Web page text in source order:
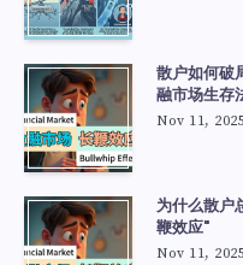
散户如何破
融市场生存
Nov 11, 2025
为什么散户
鞭效应"
Nov 11, 2025